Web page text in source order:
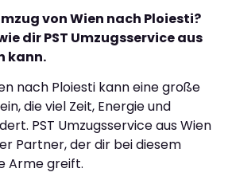
von Wien nach Ploiesti?
dir PST Umzugsservice aus
kann.
nach Ploiesti kann eine große
die viel Zeit, Energie und
PST Umzugsservice aus Wien
Partner, der dir bei diesem
Arme greift.